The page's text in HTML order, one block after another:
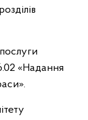
«Надання